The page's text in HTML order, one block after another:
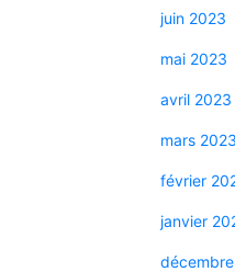
juin 2023
mai 2023
avril 2023
mars 2023
février
janvier